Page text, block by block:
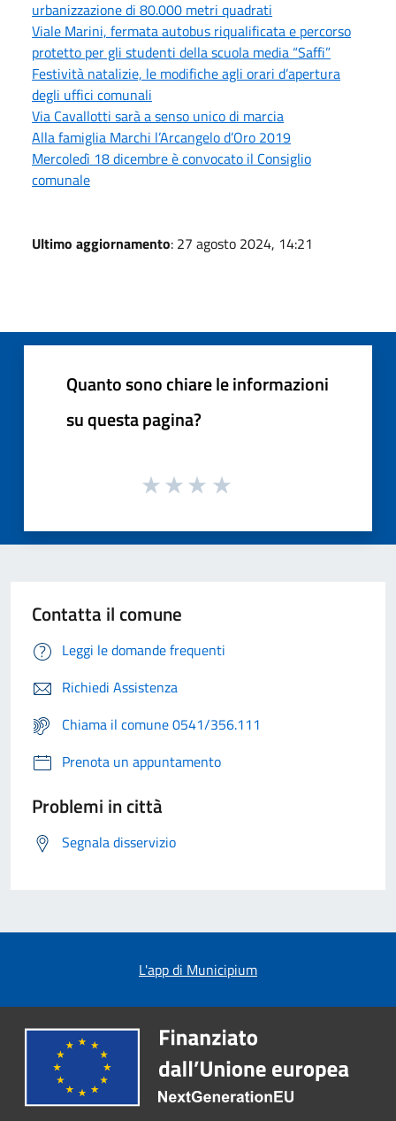
urbanizzazione di 80.000 metri quadrati
Viale Marini, fermata autobus riqualificata e percorso
protetto per gli studenti della scuola media “Saffi”
Festività natalizie, le modifiche agli orari d’apertura
degli uffici comunali
Via Cavallotti sarà a senso unico di marcia
Alla famiglia Marchi l’Arcangelo d’Oro 2019
Mercoledì 18 dicembre è convocato il Consiglio
comunale
Ultimo aggiornamento: 27 agosto 2024, 14:21
Quanto sono chiare le informazioni
su questa pagina?
Contatta il comune
Leggi le domande frequenti
Richiedi Assistenza
Chiama il comune 0541/356.111
Prenota un appuntamento
Problemi in città
Segnala disservizio
L'app di Municipium